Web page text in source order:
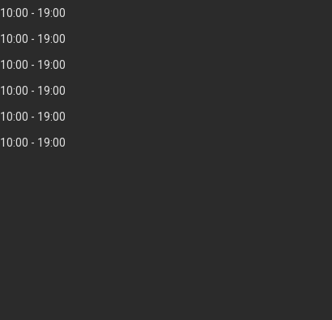
10:00
19:00
10:00
19:00
10:00
19:00
10:00
19:00
10:00
19:00
10:00 19:00